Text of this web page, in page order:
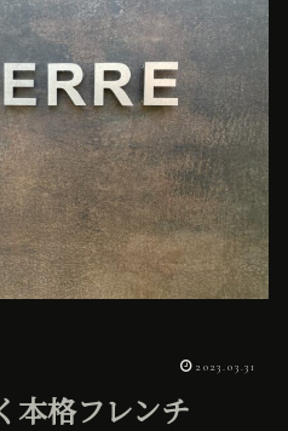
2023.03.31
本格フレンチ